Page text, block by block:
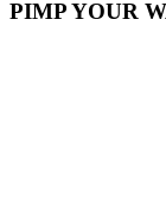
PIMP YOUR